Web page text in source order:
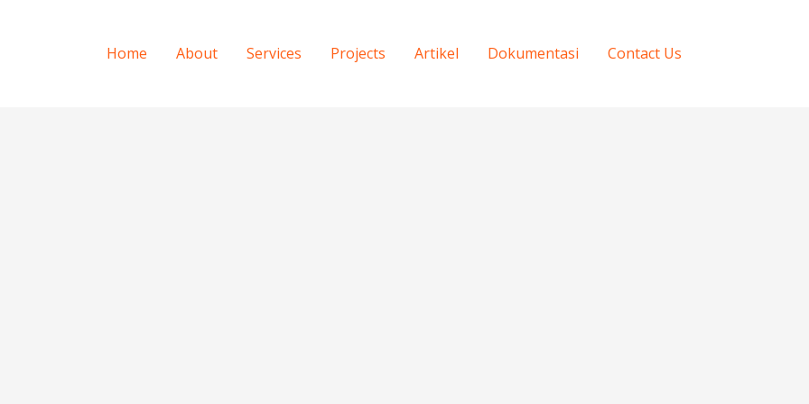
Home About Services Projects Artikel Dokumentasi Contact Us